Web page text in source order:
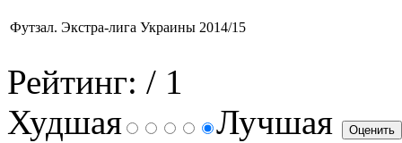
Футзал. Экстра-лига Украины 2014/15
Рейтинг: / 1
Худшая
Лучшая